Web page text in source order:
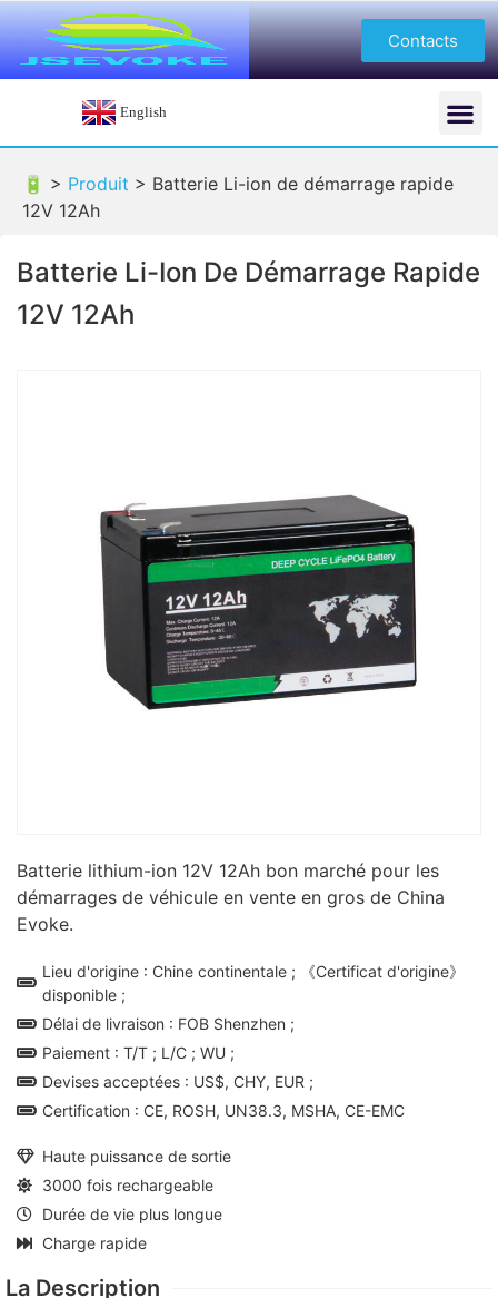
Contacts
English
🔋 > Produit > Batterie Li-ion de démarrage rapide
12V 12Ah
Batterie Li-Ion De Démarrage Rapide
12V 12Ah
Batterie lithium-ion 12V 12Ah bon marché pour les
démarrages de véhicule en vente en gros de China
Evoke.
Lieu d'origine : Chine continentale ; 《Certificat d'origine》
disponible ;
Délai de livraison : FOB Shenzhen ;
Paiement : T/T ; L/C ; WU ;
Devises acceptées : US$, CHY, EUR ;
Certification : CE, ROSH, UN38.3, MSHA, CE-EMC
Haute puissance de sortie
3000 fois rechargeable
Durée de vie plus longue
Charge rapide
La Description